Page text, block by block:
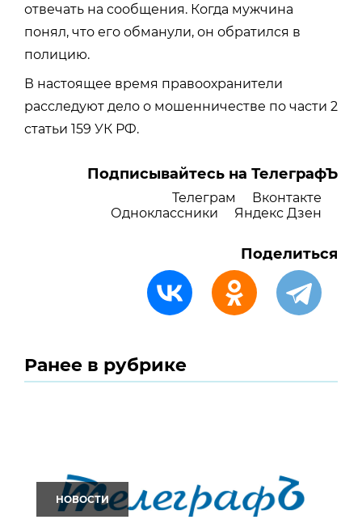
отвечать на сообщения. Когда мужчина
понял, что его обманули, он обратился в
полицию.
В настоящее время правоохранители
расследуют дело о мошенничестве по части 2
статьи 159 УК РФ.
Подписывайтесь на ТелеграфЪ
Телеграм
Вконтакте
Одноклассники
Яндекс Дзен
Поделиться
Ранее в рубрике
НОВОСТИ